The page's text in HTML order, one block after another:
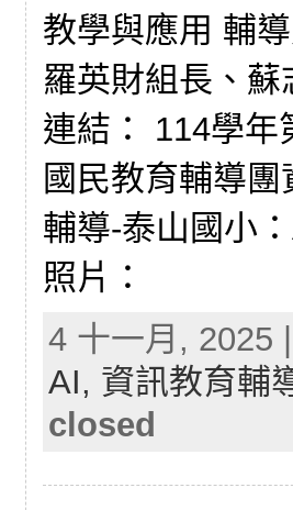
教學與應用 輔
羅英財組長、
連結： 114學年
國民教育輔導
輔導-泰山國小
照片：
4 十一月, 2025
AI, 資訊教育輔
closed